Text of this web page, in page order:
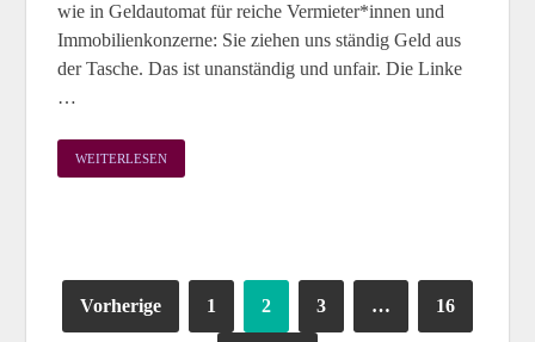
wie in Geldautomat für reiche Vermieter*innen und
Immobilienkonzerne: Sie ziehen uns ständig Geld aus
der Tasche. Das ist unanständig und unfair. Die Linke
…
WEITERLESEN
Vorherige 1 2 3 … 16